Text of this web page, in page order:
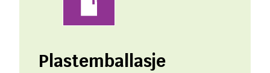
Plastemballasje